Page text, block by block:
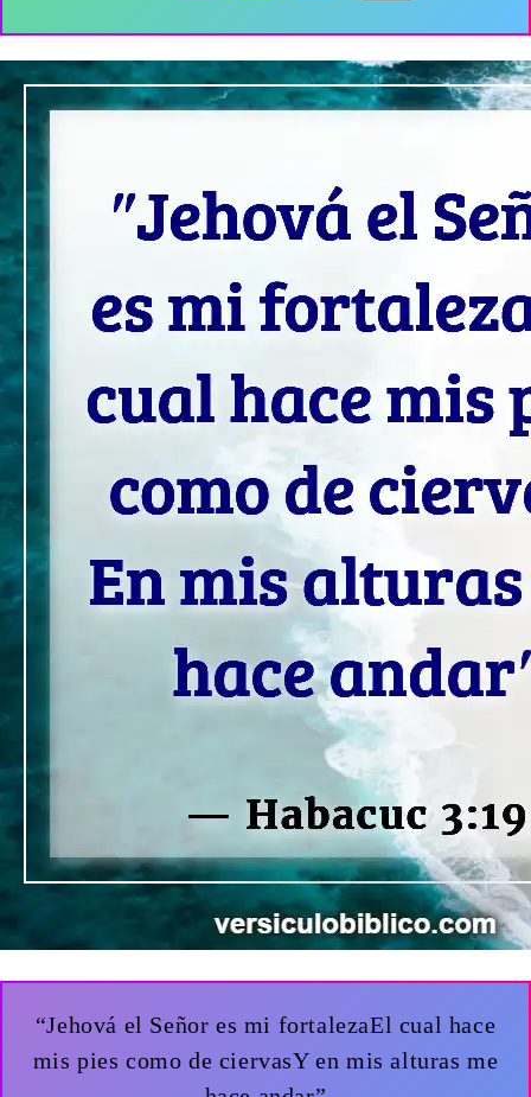
“Jehová el Señor es mi fortalezaEl cual hace
mis pies como de ciervasY en mis alturas me